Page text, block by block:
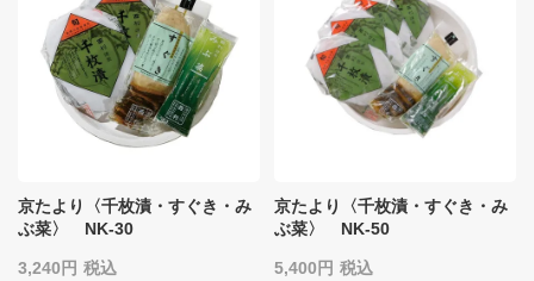
京たより〈千枚漬・すぐき・み
ぶ菜〉 NK-30
3,240 税込
京たより〈千枚漬・すぐき・み
ぶ菜〉 NK-50
5,400 税込